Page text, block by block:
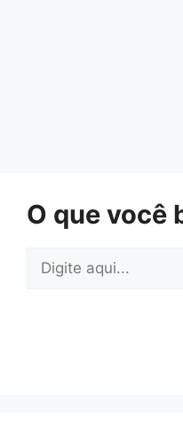
O que você
Pesquisar